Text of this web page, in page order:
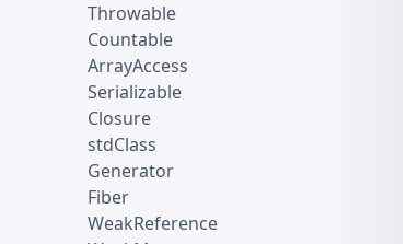
Throwable
Countable
ArrayAccess
Serializable
Closure
stdClass
Generator
Fiber
WeakReference